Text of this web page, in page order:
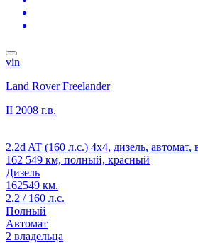
vin
Land Rover Freelander
II 2008 г.в.
2.2d AT (160 л.с.) 4x4, дизель,
162 549 км, полный, красный
Дизель
162549 км.
2.2 / 160 л.с.
Полный
Автомат
2 владельца